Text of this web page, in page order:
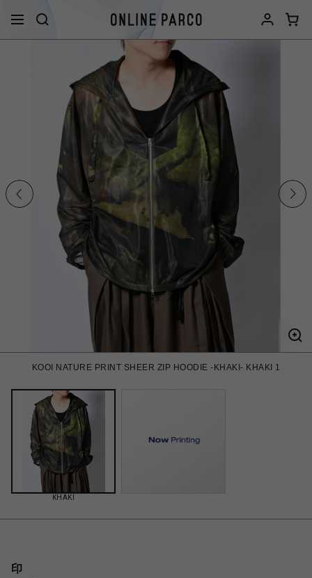
KOOI NATURE PRINT SHEER ZIP HOODIE -KHAKI- KHAKI 1
KHAKI
印